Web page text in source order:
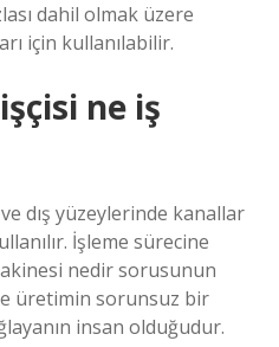
dahil olmak üzere
için kullanılabilir.
ne iş
dış yüzeylerinde kanallar
İşleme sürecine
nedir sorusunun
üretimin sorunsuz bir
insan olduğudur.